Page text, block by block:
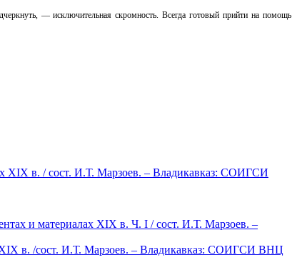
— исключительная скромность. Всегда готовый прийти на помощь
XIX в. / сост. И.Т. Марзоев. – Владикавказ: СОИГСИ
и материалах XIX в. Ч. I / сост. И.Т. Марзоев. –
XIX в. /сост. И.Т. Марзоев. – Владикавказ: СОИГСИ ВНЦ